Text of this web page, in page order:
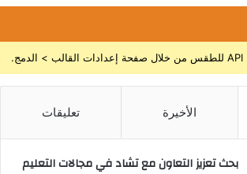
الأخيرة تعليقات
بحث تعزيز التعاون مع تشاد في مجالات التعليم